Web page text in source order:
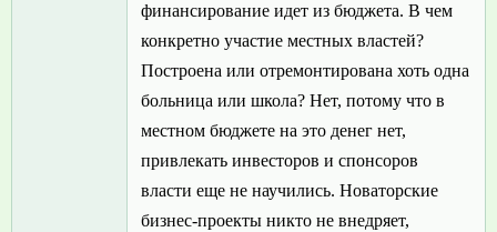
финансирование идет из бюджета. В чем
конкретно участие местных властей?
Построена или отремонтирована хоть одна
больница или школа? Нет, потому что в
местном бюджете на это денег нет,
привлекать инвесторов и спонсоров
власти еще не научились. Новаторские
бизнес-проекты никто не внедряет,